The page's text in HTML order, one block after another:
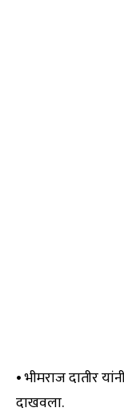
• भीमराज दातीर
दाखवला.